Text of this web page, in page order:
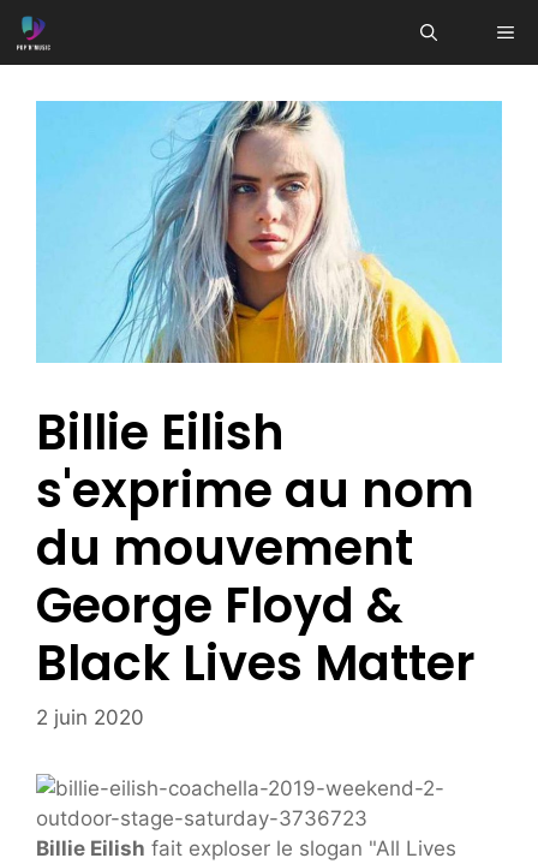
Aller
au
Billie Eilish
s'exprime au nom
du mouvement
George Floyd &
Black Lives Matter
2 juin 2020
Billie Eilish fait exploser le slogan "All Lives